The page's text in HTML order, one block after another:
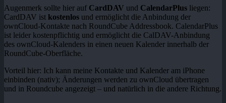
Augenmerk sollte hier auf CardDAV und CalendarPlus liegen:
CardDAV ist kostenlos und ermöglicht die Anbindung der
ownCloud-Kontakte nach RoundCube Addressbook. CalendarPlus
ist leider kostenpflichtig und ermöglicht die CalDAV-Anbindung
des ownCloud-Kalenders in einen neuen Kalender innerhalb der
RoundCube-Oberfläche.
Vorteil hier: Ich kann meine Kontakte und Kalender am iPhone
einbinden (nativ); Änderungen werden zu ownCloud übertragen
und in Roundcube angezeigt – und natürlich in die andere Richtung.